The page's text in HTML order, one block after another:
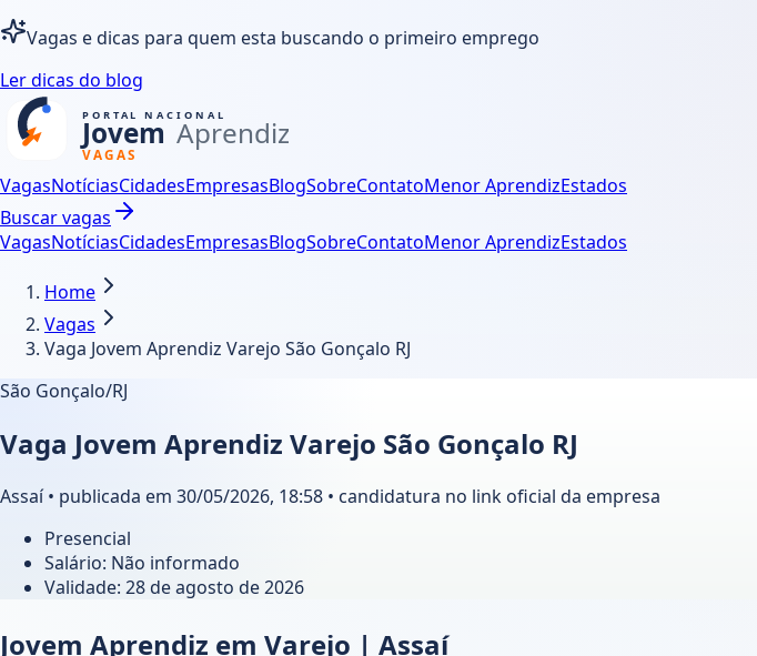
Vagas e dicas para quem esta buscando o primeiro emprego
Ler dicas do blog
VagasNotíciasCidadesEmpresasBlogSobreContatoMenor AprendizEstados
Buscar vagas
VagasNotíciasCidadesEmpresasBlogSobreContatoMenor AprendizEstados
Home
Vagas
Vaga Jovem Aprendiz Varejo São Gonçalo RJ
São Gonçalo/RJ
Vaga Jovem Aprendiz Varejo São Gonçalo RJ
Assaí • publicada em 30/05/2026, 18:58 • candidatura no link oficial da empresa
Presencial
Salário: Não informado
Validade: 28 de agosto de 2026
Jovem Aprendiz em Varejo | Assaí